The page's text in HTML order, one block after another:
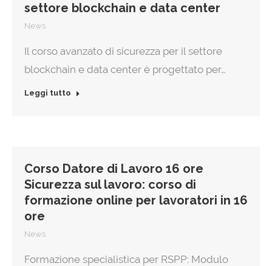
settore blockchain e data center
News
Il corso avanzato di sicurezza per il settore
blockchain e data center è progettato per…
Leggi tutto
Corso Datore di Lavoro 16 ore
Sicurezza sul lavoro: corso di
formazione online per lavoratori in 16
ore
News
Formazione specialistica per RSPP: Modulo